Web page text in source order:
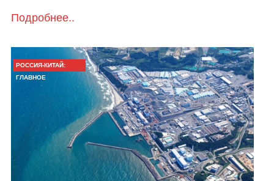
Подробнее..
РОССИЯ-КИТАЙ:
ГЛАВНОЕ